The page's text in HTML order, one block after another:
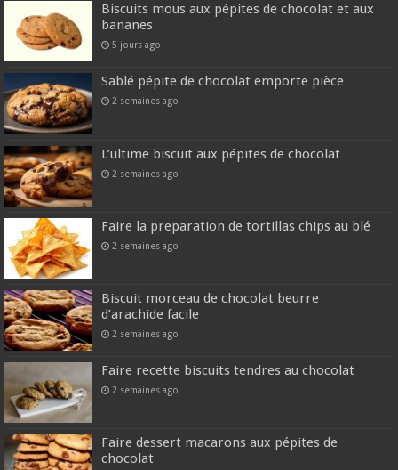
Biscuits mous aux pépites de chocolat et aux
bananes
5 jours ago
Sablé pépite de chocolat emporte pièce
2 semaines ago
L’ultime biscuit aux pépites de chocolat
2 semaines ago
Faire la preparation de tortillas chips au blé
2 semaines ago
Biscuit morceau de chocolat beurre
d’arachide facile
2 semaines ago
Faire recette biscuits tendres au chocolat
2 semaines ago
Faire dessert macarons aux pépites de
chocolat